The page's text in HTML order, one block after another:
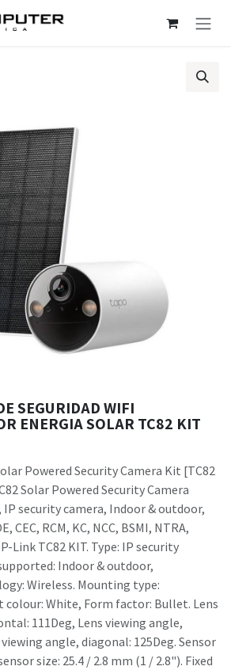
SEGURIDAD WIFI
ENERGIA SOLAR TC82 KIT
Powered Security Camera Kit [TC82
Solar Powered Security Camera
IP security camera, Indoor & outdoor,
CEC, RCM, KC, NCC, BSMI, NTRA,
Link TC82 KIT. Type: IP security
Indoor & outdoor,
Wireless. Mounting type:
White, Form factor: Bullet. Lens
111Deg, Lens viewing angle,
angle, diagonal: 125Deg. Sensor
size: 25.4 / 2.8 mm (1 / 2.8"). Fixed